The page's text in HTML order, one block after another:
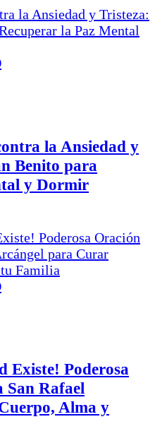
la Ansiedad y
Benito para
y Dormir
Existe! Poderosa
San Rafael
Alma y